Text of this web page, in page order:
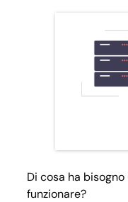
Di cosa ha
funzionare?